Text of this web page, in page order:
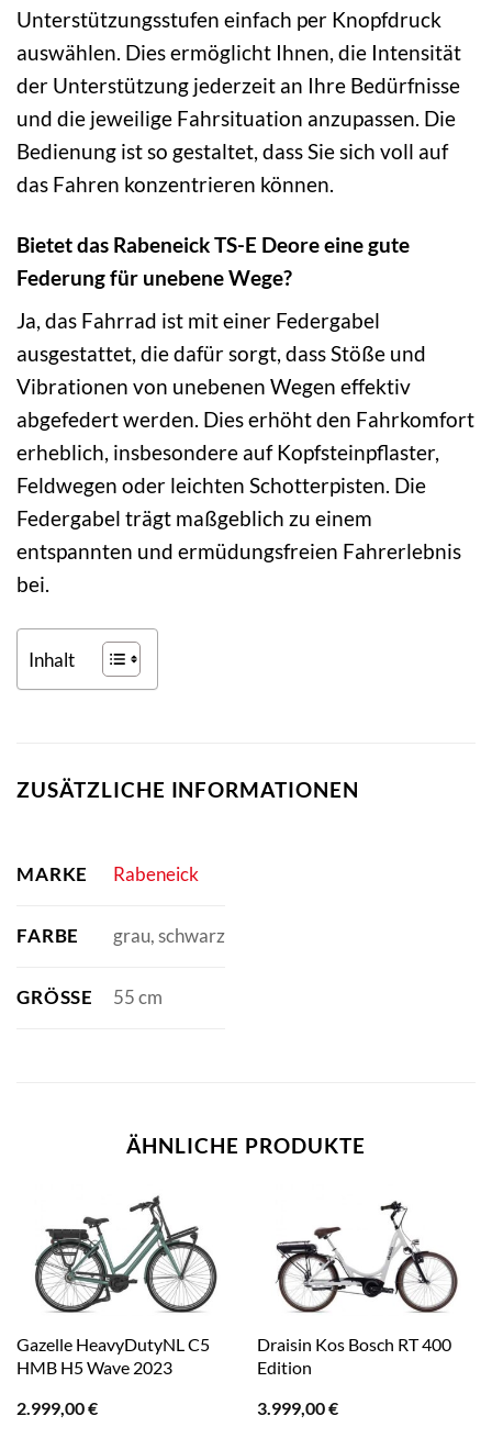
Unterstützungsstufen einfach per Knopfdruck
auswählen. Dies ermöglicht Ihnen, die Intensität
der Unterstützung jederzeit an Ihre Bedürfnisse
und die jeweilige Fahrsituation anzupassen. Die
Bedienung ist so gestaltet, dass Sie sich voll auf
das Fahren konzentrieren können.
Bietet das Rabeneick TS-E Deore eine gute
Federung für unebene Wege?
Ja, das Fahrrad ist mit einer Federgabel
ausgestattet, die dafür sorgt, dass Stöße und
Vibrationen von unebenen Wegen effektiv
abgefedert werden. Dies erhöht den Fahrkomfort
erheblich, insbesondere auf Kopfsteinpflaster,
Feldwegen oder leichten Schotterpisten. Die
Federgabel trägt maßgeblich zu einem
entspannten und ermüdungsfreien Fahrerlebnis
bei.
Inhalt
ZUSÄTZLICHE INFORMATIONEN
MARKE Rabeneick
FARBE grau, schwarz
GRÖSSE 55 cm
ÄHNLICHE PRODUKTE
Gazelle HeavyDutyNL C5
HMB H5 Wave 2023
2.999,00€
Draisin Kos Bosch RT 400
Edition
3.999,00€